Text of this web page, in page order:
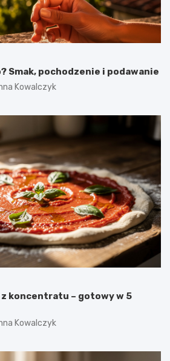
Smak, pochodzenie i podawanie
Kowalczyk
koncentratu – gotowy w 5
Kowalczyk